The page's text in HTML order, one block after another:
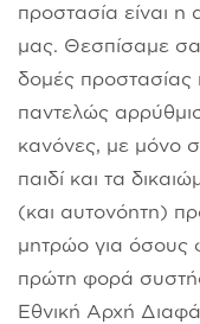
προστασία είναι η
μας. Θεσπίσαμε
δομές προστασίας
παντελώς
κανόνες, με μόνο
παιδί και τα
(και αυτονόητη)
μητρώο για όσους
πρώτη φορά
Εθνική Αρχή